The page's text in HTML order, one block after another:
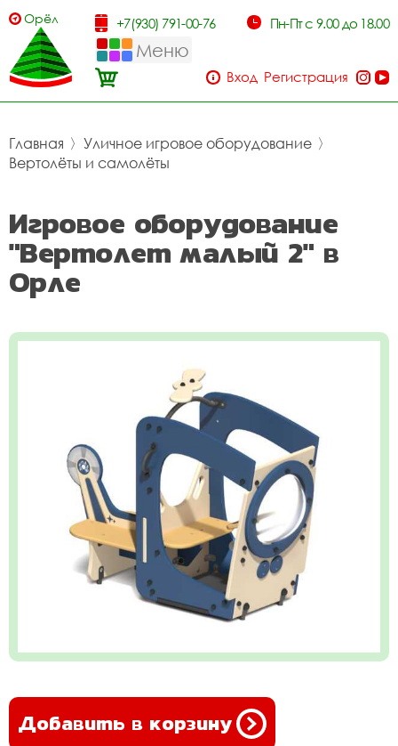
Орёл +7(930) 791-00-76 Пн-Пт с 9.00 до 18.00
Меню
Вход Регистрация
Главная 〉 Уличное игровое оборудование 〉
Вертолёты и самолёты
Игровое оборудование
"Вертолет малый 2" в
Орле
Добавить в корзину